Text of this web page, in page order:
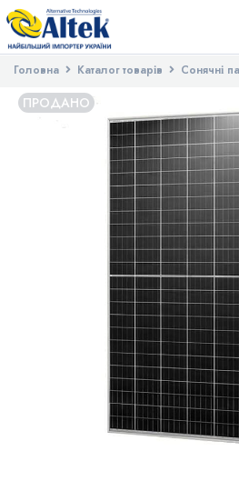
Головна Каталог товарів Сонячні
фотоелектричний модуль JinkoSolar
ПРОДАНО